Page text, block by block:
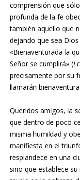
comprensión que
profunda de la fe
también aquello que
dejando que sea
«Bienaventurada la
Señor se cumplirá» (Lc
precisamente por su
llamarán
Queridos amigos, la
que dentro de poco
misma humildad y
manifiesta en el
resplandece en una
sino que establece